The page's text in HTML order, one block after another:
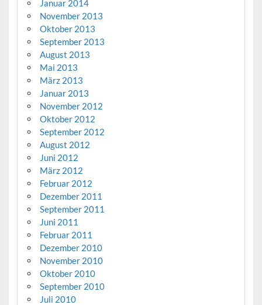
Januar 2014
November 2013
Oktober 2013
September 2013
August 2013
Mai 2013
März 2013
Januar 2013
November 2012
Oktober 2012
September 2012
August 2012
Juni 2012
März 2012
Februar 2012
Dezember 2011
September 2011
Juni 2011
Februar 2011
Dezember 2010
November 2010
Oktober 2010
September 2010
Juli 2010